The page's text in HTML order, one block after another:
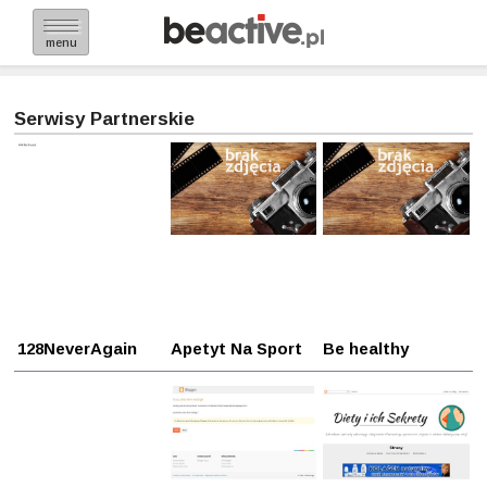
menu
Serwisy Partnerskie
128NeverAgain Apetyt Na Sport Be healthy